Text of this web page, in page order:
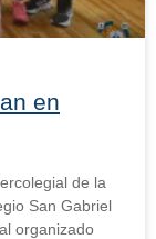
en
de la
San Gabriel
organizado